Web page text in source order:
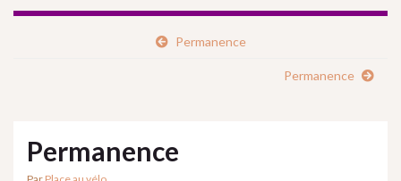
Permanence
Permanence
Permanence